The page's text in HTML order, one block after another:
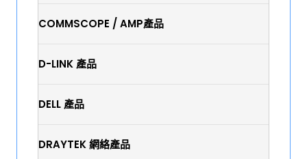
COMMSCOPE / AMP產品
D-LINK 產品
DELL 產品
DRAYTEK 網絡產品